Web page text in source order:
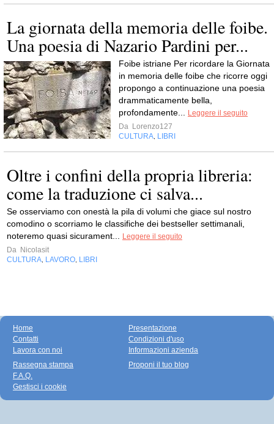
La giornata della memoria delle foibe.
Una poesia di Nazario Pardini per...
Foibe istriane Per ricordare la Giornata
in memoria delle foibe che ricorre oggi
propongo a continuazione una poesia
drammaticamente bella,
profondamente...
Leggere il seguito
Da Lorenzo127
CULTURA LIBRI
Oltre i confini della propria libreria:
come la traduzione ci salva...
Se osserviamo con onestà la pila di volumi che giace sul nostro
comodino o scorriamo le classifiche dei bestseller settimanali,
noteremo quasi sicurament...
Leggere il seguito
Da Nicolasit
CULTURA LAVORO LIBRI
Home
Contatti
Lavora con noi
Presentazione
Condizioni d'uso
Informazioni azienda
Rassegna stampa
F.A.Q.
Gestisci i cookie
Proponi il tuo blog